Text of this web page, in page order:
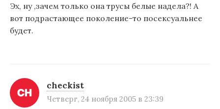
Эх, ну ,зачем только она трусы белые надела?! А
вот подрастающее поколение-то посексуальнее
будет.
checkist
Четверг, 24 ноября 2005 в 23:39